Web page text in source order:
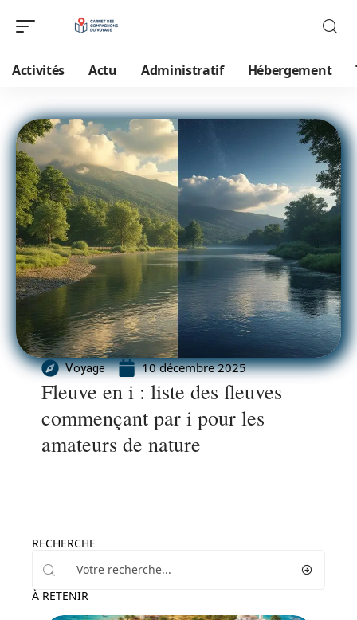
Activités Actu Administratif Hébergement
Voyage 10 décembre 2025
Fleuve en i : liste des fleuves
commençant par i pour les
amateurs de nature
RECHERCHE
À RETENIR